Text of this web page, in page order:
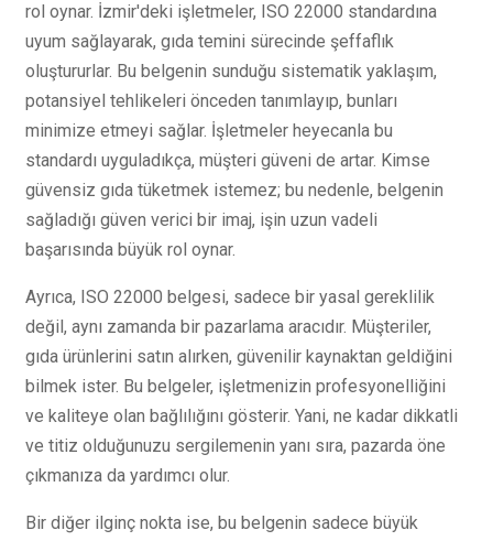
rol oynar. İzmir'deki işletmeler, ISO 22000 standardına
uyum sağlayarak, gıda temini sürecinde şeffaflık
oluştururlar. Bu belgenin sunduğu sistematik yaklaşım,
potansiyel tehlikeleri önceden tanımlayıp, bunları
minimize etmeyi sağlar. İşletmeler heyecanla bu
standardı uyguladıkça, müşteri güveni de artar. Kimse
güvensiz gıda tüketmek istemez; bu nedenle, belgenin
sağladığı güven verici bir imaj, işin uzun vadeli
başarısında büyük rol oynar.
Ayrıca, ISO 22000 belgesi, sadece bir yasal gereklilik
değil, aynı zamanda bir pazarlama aracıdır. Müşteriler,
gıda ürünlerini satın alırken, güvenilir kaynaktan geldiğini
bilmek ister. Bu belgeler, işletmenizin profesyonelliğini
ve kaliteye olan bağlılığını gösterir. Yani, ne kadar dikkatli
ve titiz olduğunuzu sergilemenin yanı sıra, pazarda öne
çıkmanıza da yardımcı olur.
Bir diğer ilginç nokta ise, bu belgenin sadece büyük